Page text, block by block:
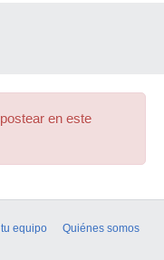
en este
equipo
Quiénes somos